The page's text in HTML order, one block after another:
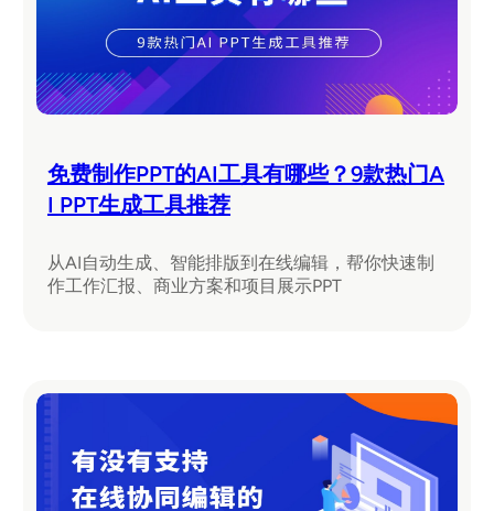
免费制作PPT的AI工具有哪些？9款热门A
I PPT生成工具推荐
从AI自动生成、智能排版到在线编辑，帮你快速制
作工作汇报、商业方案和项目展示PPT